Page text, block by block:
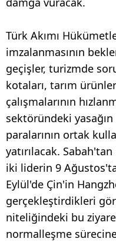
Türk Akımı
imzalanmasının
geçişler, turizmde
kotaları, tarım
çalışmalarının
sektöründeki
paralarının ortak
yatırılacak.
iki liderin 9
Eylül'de Çin'in
gerçekleştirdikleri
niteliğindeki bu
normalleşme